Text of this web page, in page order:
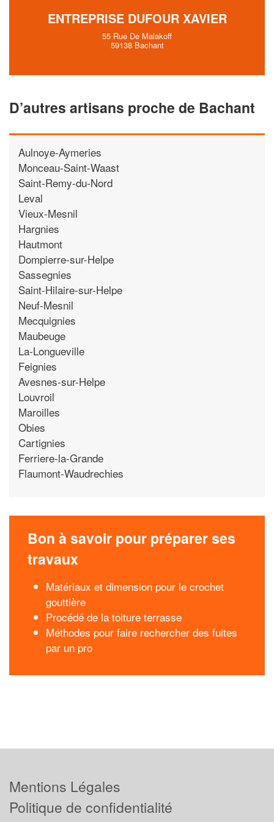
ENTREPRISE DUFOUR XAVIER
55 Rue De Malakoff
59138 Bachant
D’autres artisans proche de Bachant
Aulnoye-Aymeries
Monceau-Saint-Waast
Saint-Remy-du-Nord
Leval
Vieux-Mesnil
Hargnies
Hautmont
Dompierre-sur-Helpe
Sassegnies
Saint-Hilaire-sur-Helpe
Neuf-Mesnil
Mecquignies
Maubeuge
La-Longueville
Feignies
Avesnes-sur-Helpe
Louvroil
Maroilles
Obies
Cartignies
Ferriere-la-Grande
Flaumont-Waudrechies
Bon à savoir pour préparer ses
travaux
Matériaux et dimension pour le crochet
gouttière
Procédé de la toiture terrasse
Méthodes pour faire rechercher des fuites
par un pro
Mentions Légales
Politique de confidentialité